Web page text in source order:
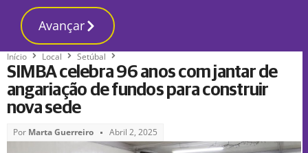
Início Local Setúbal
SIMBA celebra 96 anos com jantar de
angariação de fundos para construir
nova sede
Por Marta Guerreiro Abril 2, 2025
Avançar